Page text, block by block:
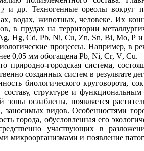
2 и др. Техногенные ореолы вокруг
водах, животных, человеке. Их
в прудах на территории
, Hg, Cd, Pb,Ni,Cu, Zn, Sn, Bi,Mo,P и
процессы. Например, в
0,05 мм обогащена Pb, Ni, Cr, V, Сu.
природно-городская система,
созданных систем в
биологического круговорота,
структуре и функциональным
ослаблены, появляется
видов. Особенностями
города, обусловленная его
участвующих в
и появление